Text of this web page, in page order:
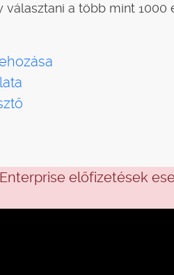
a több mint
előfizetések